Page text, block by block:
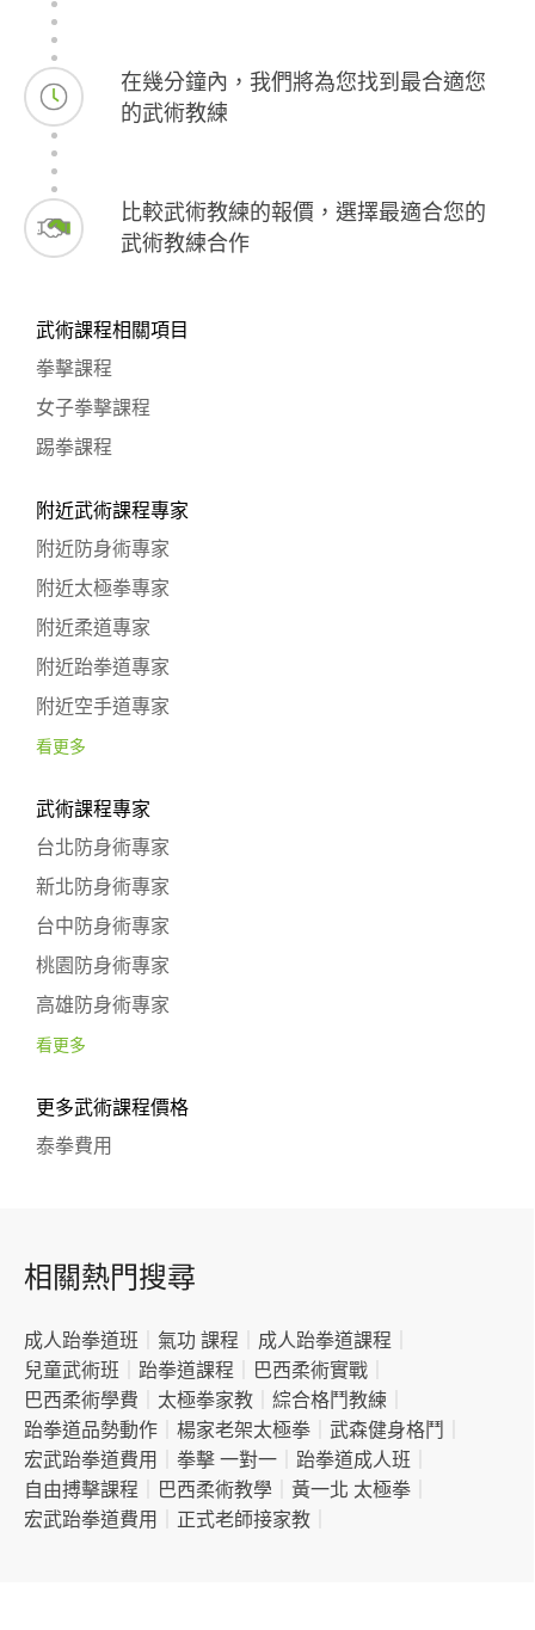
在幾分鐘內，我們將為您找到最合適您
的武術教練
比較武術教練的報價，選擇最適合您的
武術教練合作
武術課程相關項目
拳擊課程
女子拳擊課程
踢拳課程
附近武術課程專家
附近防身術專家
附近太極拳專家
附近柔道專家
附近跆拳道專家
附近空手道專家
看更多
武術課程專家
台北防身術專家
新北防身術專家
台中防身術專家
桃園防身術專家
高雄防身術專家
看更多
更多武術課程價格
泰拳費用
相關熱門搜尋
成人跆拳道班 氣功 課程 成人跆拳道課程
兒童武術班
跆拳道課程 巴西柔術實戰
巴西柔術學費
太極拳家教 綜合格鬥教練
跆拳道品勢動作
楊家老架太極拳 武森健身格鬥
宏武跆拳道費用
拳擊 一對一 跆拳道成人班
自由搏擊課程
巴西柔術教學 黃一北 太極拳
宏武跆拳道費用
正式老師接家教